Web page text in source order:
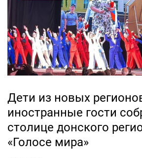
Дети из новых
иностранные гости
столице донского
«Голосе мира»